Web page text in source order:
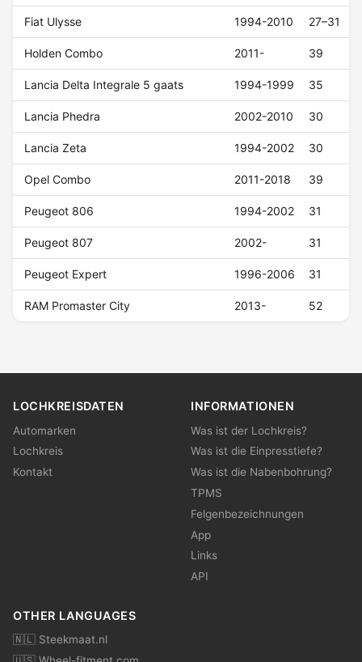
Fiat Ulysse 1994-2010 27–31
Holden Combo 2011- 39
Lancia Delta Integrale 5 gaats 1994-1999 35
Lancia Phedra 2002-2010 30
Lancia Zeta 1994-2002 30
Opel Combo 2011-2018 39
Peugeot 806 1994-2002 31
Peugeot 807 2002- 31
Peugeot Expert 1996-2006 31
RAM Promaster City 2013- 52
LOCHKREISDATEN
Automarken
Lochkreis
Kontakt
INFORMATIONEN
Was ist der Lochkreis?
Was ist die Einpresstiefe?
Was ist die Nabenbohrung?
TPMS
Felgenbezeichnungen
App
Links
API
OTHER LANGUAGES
🇳🇱 Steekmaat.nl